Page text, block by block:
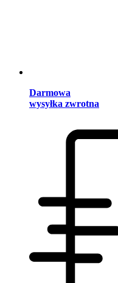
Darmowa
wysyłka zwrotna